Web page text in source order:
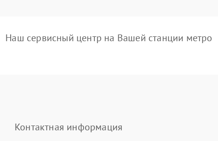
Наш сервисный центр на Вашей станции метро
Контактная информация